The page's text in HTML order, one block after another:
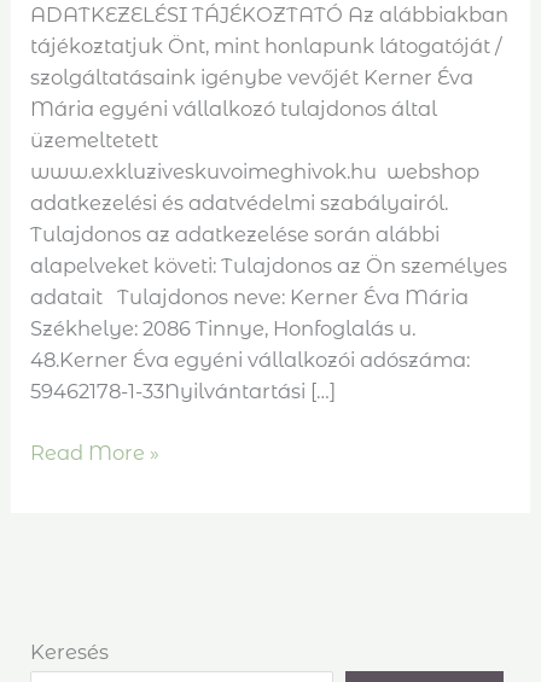
ADATKEZELÉSI TÁJÉKOZTATÓ Az alábbiakban
tájékoztatjuk Önt, mint honlapunk látogatóját /
szolgáltatásaink igénybe vevőjét Kerner Éva
Mária egyéni vállalkozó tulajdonos által
üzemeltetett
www.exkluziveskuvoimeghivok.hu webshop
adatkezelési és adatvédelmi szabályairól.
Tulajdonos az adatkezelése során alábbi
alapelveket követi: Tulajdonos az Ön személyes
adatait Tulajdonos neve: Kerner Éva Mária
Székhelye: 2086 Tinnye, Honfoglalás u.
48.Kerner Éva egyéni vállalkozói adószáma:
59462178-1-33Nyilvántartási […]
Read More »
Keresés